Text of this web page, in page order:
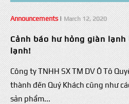
Announcements| March 12, 2020
Cảnh báo hư hỏng giàn
lạnh!
Công ty TNHH SX TM DV Ô Tô
thành đến Quý Khách cũng như
sản phẩm...